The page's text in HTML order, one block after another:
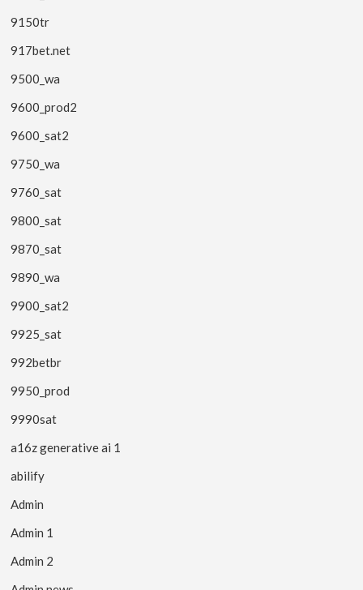
9150tr
917bet.net
9500_wa
9600_prod2
9600_sat2
9750_wa
9760_sat
9800_sat
9870_sat
9890_wa
9900_sat2
9925_sat
992betbr
9950_prod
9990sat
a16z generative ai 1
abilify
Admin
Admin 1
Admin 2